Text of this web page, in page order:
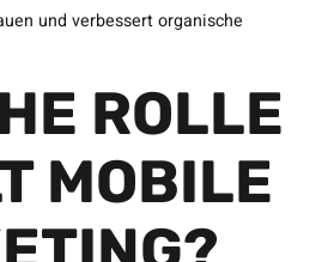
und verbessert organische
ROLLE
MOBILE